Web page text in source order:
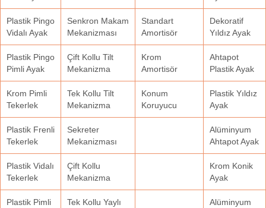
Plastik Pingo
Vidalı Ayak
Senkron Makam
Mekanizması
Standart
Amortisör
Dekoratif
Yıldız Ayak
Plastik Pingo
Pimli Ayak
Çift Kollu Tilt
Mekanizma
Krom
Amortisör
Ahtapot
Plastik Ayak
Krom Pimli
Tekerlek
Tek Kollu Tilt
Mekanizma
Konum
Koruyucu
Plastik Yıldız
Ayak
Plastik Frenli
Tekerlek
Sekreter
Mekanizması
Alüminyum
Ahtapot Ayak
Plastik Vidalı
Tekerlek
Çift Kollu
Mekanizma
Krom Konik
Ayak
Plastik Pimli
Tek Kollu Yaylı
Alüminyum